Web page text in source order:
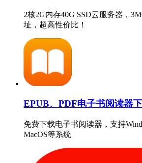
2核2G内存40G SSD云服务器，
址，超高性价比！
EPUB、PDF电子书阅读器
免费下载电子书阅读器，支持
MacOS等系统